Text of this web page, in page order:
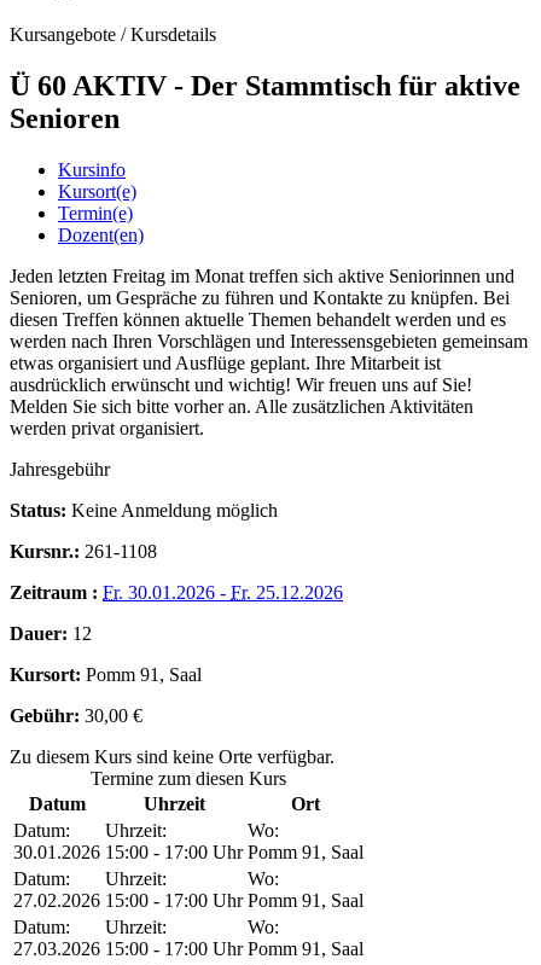
Kursangebote /Kursdetails
Ü 60 AKTIV - Der Stammtisch für aktive
Senioren
Kursinfo
Kursort(e)
Termin(e)
Dozent(en)
Jeden letzten Freitag im Monat treffen sich aktive Seniorinnen und
Senioren, um Gespräche zu führen und Kontakte zu knüpfen. Bei
diesen Treffen können aktuelle Themen behandelt werden und es
werden nach Ihren Vorschlägen und Interessensgebieten gemeinsam
etwas organisiert und Ausflüge geplant. Ihre Mitarbeit ist
ausdrücklich erwünscht und wichtig! Wir freuen uns auf Sie!
Melden Sie sich bitte vorher an. Alle zusätzlichen Aktivitäten
werden privat organisiert.
Jahresgebühr
Status: Keine Anmeldung möglich
Kursnr.: 261-1108
Zeitraum : Fr. 30.01.2026 - Fr. 25.12.2026
Dauer: 12
Kursort: Pomm 91, Saal
Gebühr: 30,00 €
Zu diesem Kurs sind keine Orte verfügbar.
Termine zum diesen Kurs
Datum
Uhrzeit
Ort
Datum:
30.01.2026
Uhrzeit:
15:00 - 17:00 Uhr
Wo:
Pomm 91, Saal
Datum:
27.02.2026
Uhrzeit:
15:00 - 17:00 Uhr
Wo:
Pomm 91, Saal
Datum:
27.03.2026
Uhrzeit:
15:00 - 17:00 Uhr
Wo:
Pomm 91, Saal